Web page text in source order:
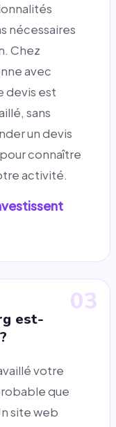
nécessaires
Chez
avec
devis est
sans
un devis
connaître
activité.
03
est-
votre
que
site web